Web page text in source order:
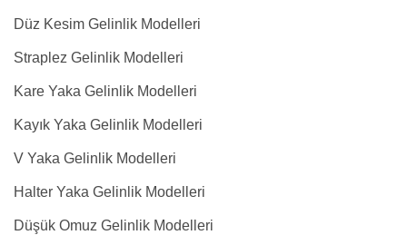
Düz Kesim Gelinlik Modelleri
Straplez Gelinlik Modelleri
Kare Yaka Gelinlik Modelleri
Kayık Yaka Gelinlik Modelleri
V Yaka Gelinlik Modelleri
Halter Yaka Gelinlik Modelleri
Düşük Omuz Gelinlik Modelleri